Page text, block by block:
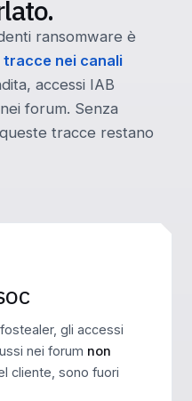
ransomware è
tracce nei canali
accessi IAB
forum. Senza
tracce restano
gli accessi
nei forum non
cliente, sono fuori